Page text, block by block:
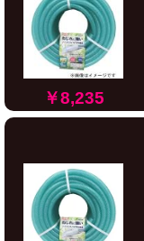
￥8,235